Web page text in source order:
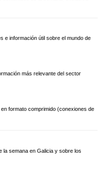
e información útil sobre el mundo de
más relevante del sector
formato comprimido (conexiones de
la semana en Galicia y sobre los